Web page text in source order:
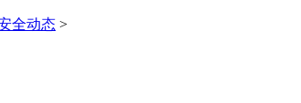
全动态 >